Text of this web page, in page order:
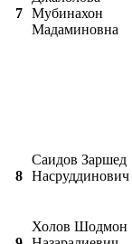
7 Мубинахон
Мадаминовна
8
Саидов Заршед
Насруддинович
Холов Шодмон